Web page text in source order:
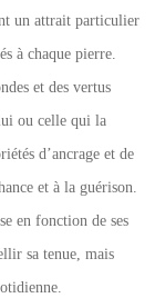
un attrait particulier
à chaque pierre.
et des vertus
ou celle qui la
d’ancrage et de
et à la guérison.
en fonction de ses
sa tenue, mais